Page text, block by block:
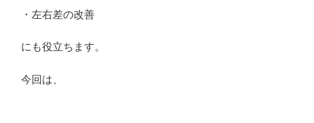
・左右差の改善
にも役立ちます。
今回は、